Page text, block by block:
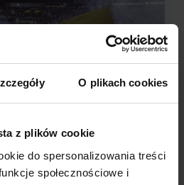
O plikach cookies
z plików cookie
do spersonalizowania treści
społecznościowe i
zainspirują! Mundial,